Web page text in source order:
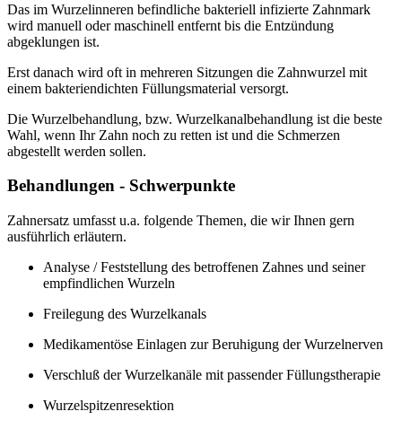
Das im Wurzelinneren befindliche bakteriell infizierte Zahnmark
wird manuell oder maschinell entfernt bis die Entzündung
abgeklungen ist.
Erst danach wird oft in mehreren Sitzungen die Zahnwurzel mit
einem bakteriendichten Füllungsmaterial versorgt.
Die Wurzelbehandlung, bzw. Wurzelkanalbehandlung ist die beste
Wahl, wenn Ihr Zahn noch zu retten ist und die Schmerzen
abgestellt werden sollen.
Behandlungen - Schwerpunkte
Zahnersatz umfasst u.a. folgende Themen, die wir Ihnen gern
ausführlich erläutern.
Analyse / Feststellung des betroffenen Zahnes und seiner
empfindlichen Wurzeln
Freilegung des Wurzelkanals
Medikamentöse Einlagen zur Beruhigung der Wurzelnerven
Verschluß der Wurzelkanäle mit passender Füllungstherapie
Wurzelspitzenresektion